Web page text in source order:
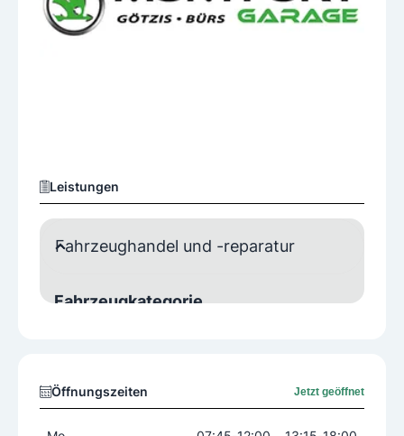
Leistungen
Fahrzeughandel und -reparatur
Fahrzeugkategorie
Skoda
Öffnungszeiten Jetzt geöffnet